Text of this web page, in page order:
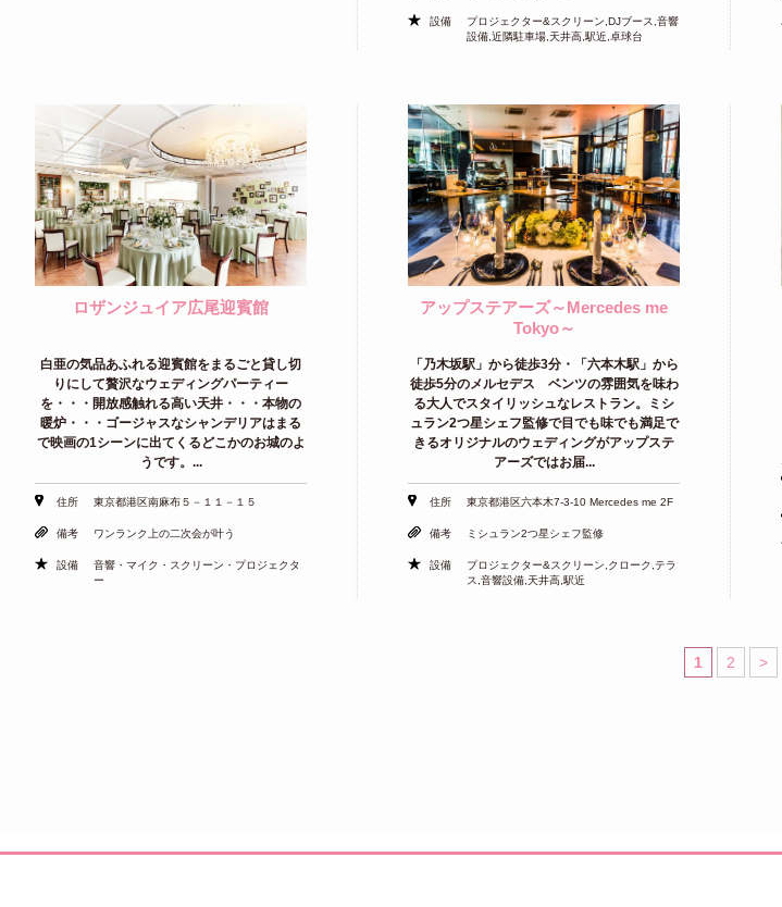
設備
プロジェクター&スクリーン,DJブース,音響
設備,近隣駐車場,天井高,駅近,卓球台
ロザンジュイア広尾迎賓館
白亜の気品あふれる迎賓館をまるごと貸し切
りにして贅沢なウェディングパーティー
を・・・開放感触れる高い天井・・・本物の
暖炉・・・ゴージャスなシャンデリアはまる
で映画の1シーンに出てくるどこかのお城のよ
うです。...
住所 東京都港区南麻布５－１１－１５
備考 ワンランク上の二次会が叶う
設備
音響・マイク・スクリーン・プロジェクタ
ー
アップステアーズ～Mercedes me
Tokyo～
「乃木坂駅」から徒歩3分・「六本木駅」から
徒歩5分のメルセデス ベンツの雰囲気を味わ
る大人でスタイリッシュなレストラン。ミシ
ュラン2つ星シェフ監修で目でも味でも満足で
きるオリジナルのウェディングがアップステ
アーズではお届...
住所 東京都港区六本木7-3-10 Mercedes me 2F
備考 ミシュラン2つ星シェフ監修
設備
プロジェクター&スクリーン,クローク,テラ
ス,音響設備,天井高,駅近
1 2 >